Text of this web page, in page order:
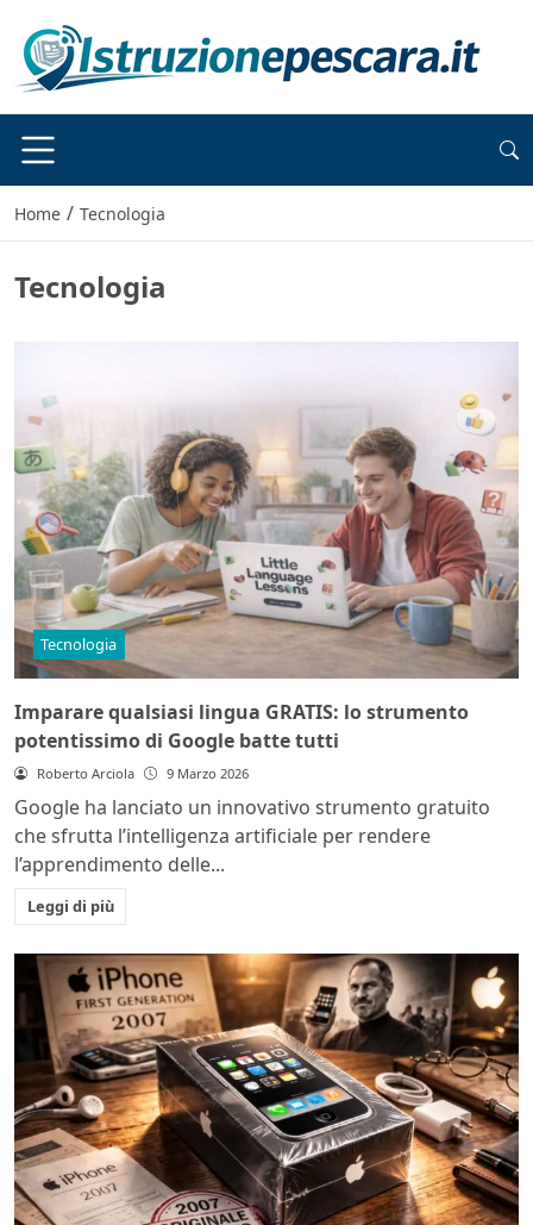
Home / Tecnologia
Tecnologia
Tecnologia
Imparare qualsiasi lingua GRATIS: lo strumento
potentissimo di Google batte tutti
Roberto Arciola 9 Marzo 2026
Google ha lanciato un innovativo strumento gratuito
che sfrutta l’intelligenza artificiale per rendere
l’apprendimento delle...
Leggi di più